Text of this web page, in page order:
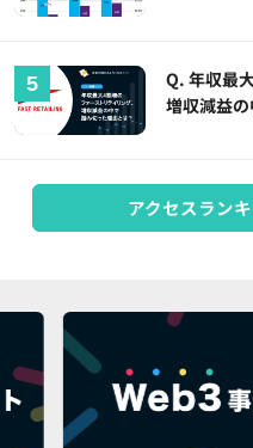
Q. 年収最
増収減益
アクセスラン